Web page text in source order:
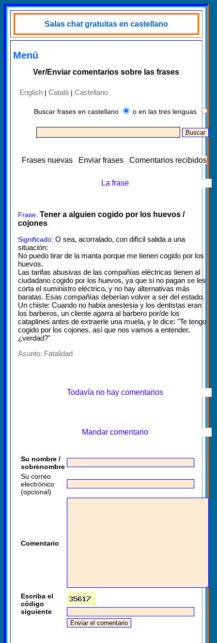
Salas chat gratuitas en castellano
Menú
Ver/Enviar comentarios sobre las frases
English | Català | Castellano
Buscar frases en castellano o en las tres lenguas
Frases nuevas Enviar frases Comentarios recibidos
La frase
Frase: Tener a alguien cogido por los huevos /
cojones
Significado: O sea, acorralado, con difícil salida a una
situación:
No puedo tirar de la manta porque me tienen cogido por los
huevos.
Las tarifas abusivas de las compañías eléctricas tienen al
ciudadano cogido por los huevos, ya que si no pagan se les
corta el suministro eléctrico, y no hay alternativas más
baratas. Esas compañías deberían volver a ser del estado.
Un chiste: Cuando no había anestesia y los dentistas eran
los barberos, un cliente agarra al barbero por/de los
cataplines antes de extraerle una muela, y le dice: "Te tengo
cogido por los cojones, así que nos vamos a entender,
¿verdad?"
Asunto: Fatalidad
Todavía no hay comentarios
Mandar comentario
Su nombre /
sobrenombre
Su correo
electrónico
(opcional)
Comentario
Escriba el
código
siguiente